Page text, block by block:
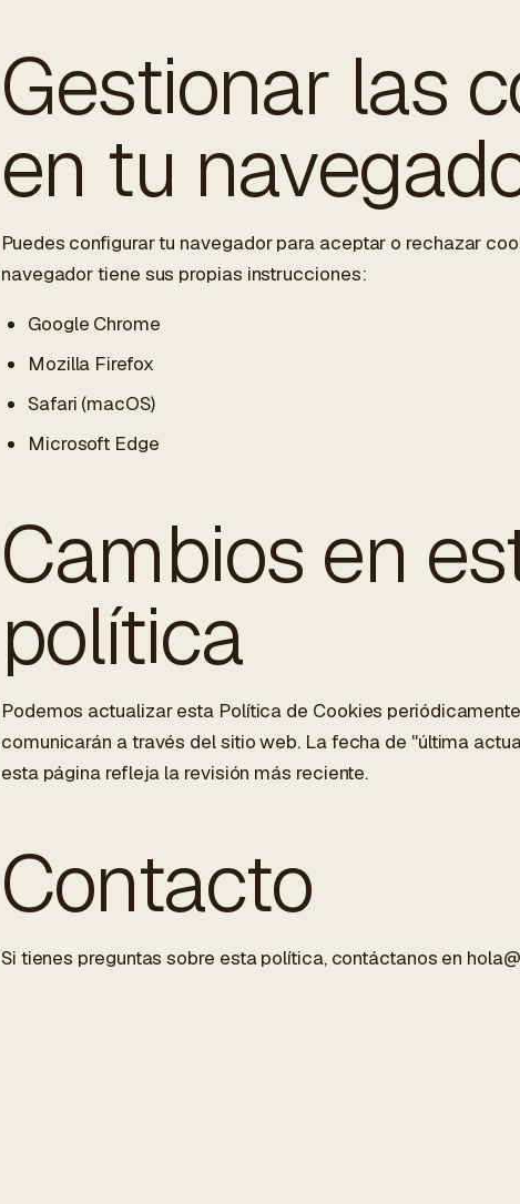
Gestionar las
en tu
Puedes configurar tu navegador para aceptar o rechazar
navegador tiene sus propias instrucciones:
Google Chrome
Mozilla Firefox
Safari (macOS)
Microsoft Edge
Cambios en
política
Podemos actualizar esta Política de Cookies
comunicarán a través del sitio web. La fecha de "última
esta página refleja la revisión más reciente.
Contacto
Si tienes preguntas sobre esta política, contáctanos en